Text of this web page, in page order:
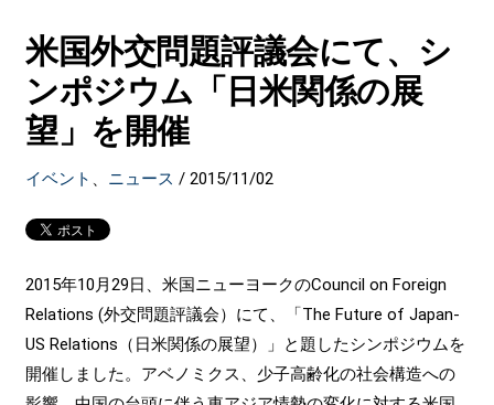
米国外交問題評議会にて、シ
ンポジウム「日米関係の展
望」を開催
イベント 、 ニュース /2015/11/02
2015年10月29日、米国ニューヨークのCouncil on Foreign
Relations (外交問題評議会）にて、「The Future of Japan-
US Relations（日米関係の展望）」と題したシンポジウムを
開催しました。アベノミクス、少子高齢化の社会構造への